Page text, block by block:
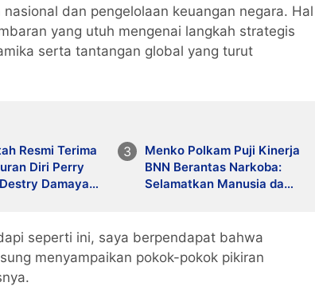
dan pengelolaan keuangan negara. Hal
yang utuh mengenai langkah strategis
serta tantangan global yang turut
Resmi Terima
Diri Perry
Damayanti
Menko Polkam Puji Kinerja
BNN Berantas Narkoba:
Selamatkan Manusia dan
seperti ini, saya berpendapat bahwa
menyampaikan pokok-pokok pikiran